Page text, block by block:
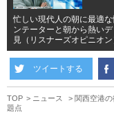
忙しい現代人の朝に最適
ンテーターと朝から熱い
見（リスナーズオピニオ
ツイートする
TOP ニュース
関西空港
題点